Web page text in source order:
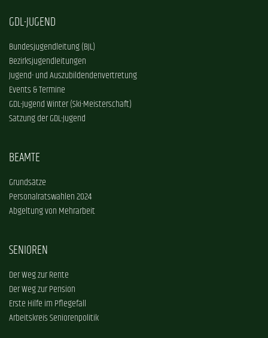
GDL-JUGEND
Bundesjugendleitung (BJL)
Bezirksjugendleitungen
Jugend- und Auszubildendenvertretung
Events & Termine
GDL-Jugend Winter (Ski-Meisterschaft)
Satzung der GDL-Jugend
BEAMTE
Grundsätze
Personalratswahlen 2024
Abgeltung von Mehrarbeit
SENIOREN
Der Weg zur Rente
Der Weg zur Pension
Erste Hilfe im Pflegefall
Arbeitskreis Seniorenpolitik